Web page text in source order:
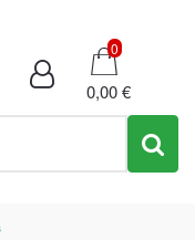
Καλάθι
0
0,00 €